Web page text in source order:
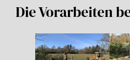
Die Vorarbeiten